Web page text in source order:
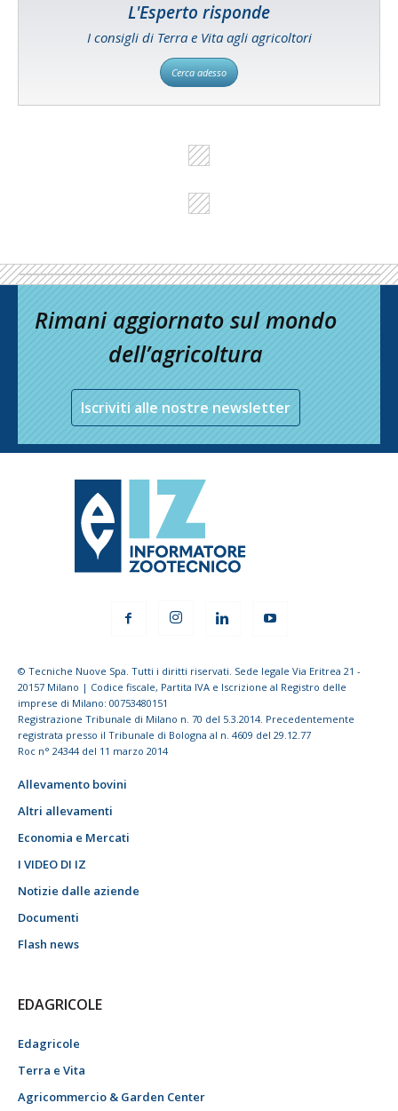
L'Esperto risponde
I consigli di Terra e Vita agli agricoltori
Cerca adesso
Rimani aggiornato sul mondo
dell’agricoltura
Iscriviti alle nostre newsletter
© Tecniche Nuove Spa. Tutti i diritti riservati. Sede legale Via Eritrea 21 -
20157 Milano | Codice fiscale, Partita IVA e Iscrizione al Registro delle
imprese di Milano: 00753480151
Registrazione Tribunale di Milano n. 70 del 5.3.2014. Precedentemente
registrata presso il Tribunale di Bologna al n. 4609 del 29.12.77
Roc n° 24344 del 11 marzo 2014
Allevamento bovini
Altri allevamenti
Economia e Mercati
I VIDEO DI IZ
Notizie dalle aziende
Documenti
Flash news
EDAGRICOLE
Edagricole
Terra e Vita
Agricommercio & Garden Center